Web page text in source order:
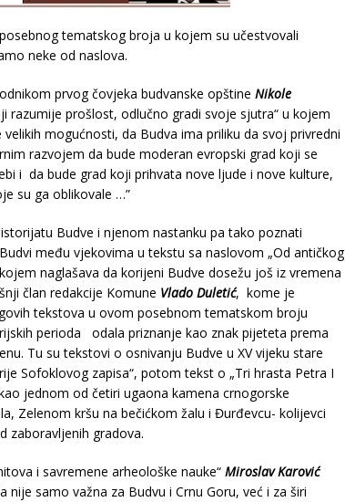
tematskog broja u kojem su učestvovali
neke od naslova.
prvog čovjeka budvanske opštine Nikole
razumije prošlost, odlučno gradi svoje sjutra“ u kojem
mogućnosti, da Budva ima priliku da svoj privredni
razvojem da bude moderan evropski grad koji se
i da bude grad koji prihvata nove ljude i nove kulture,
su ga oblikovale …”
Budve i njenom nastanku pa tako poznati
među vjekovima u tekstu sa naslovom „Od antičkog
naglašava da korijeni Budve dosežu još iz vremena
član redakcije Komune Vlado Duletić, kome je
tekstova u ovom posebnom tematskom broju
perioda odala priznanje kao znak pijeteta prema
Tu su tekstovi o osnivanju Budve u XV vijeku stare
Sofoklovog zapisa“, potom tekst o „Tri hrasta Petra I
jednom od četiri ugaona kamena crnogorske
Zelenom kršu na bečićkom žalu i Đurđevcu- kolijevci
zaboravljenih gradova.
i savremene arheološke nauke“ Miroslav Karović
samo važna za Budvu i Crnu Goru, već i za širi